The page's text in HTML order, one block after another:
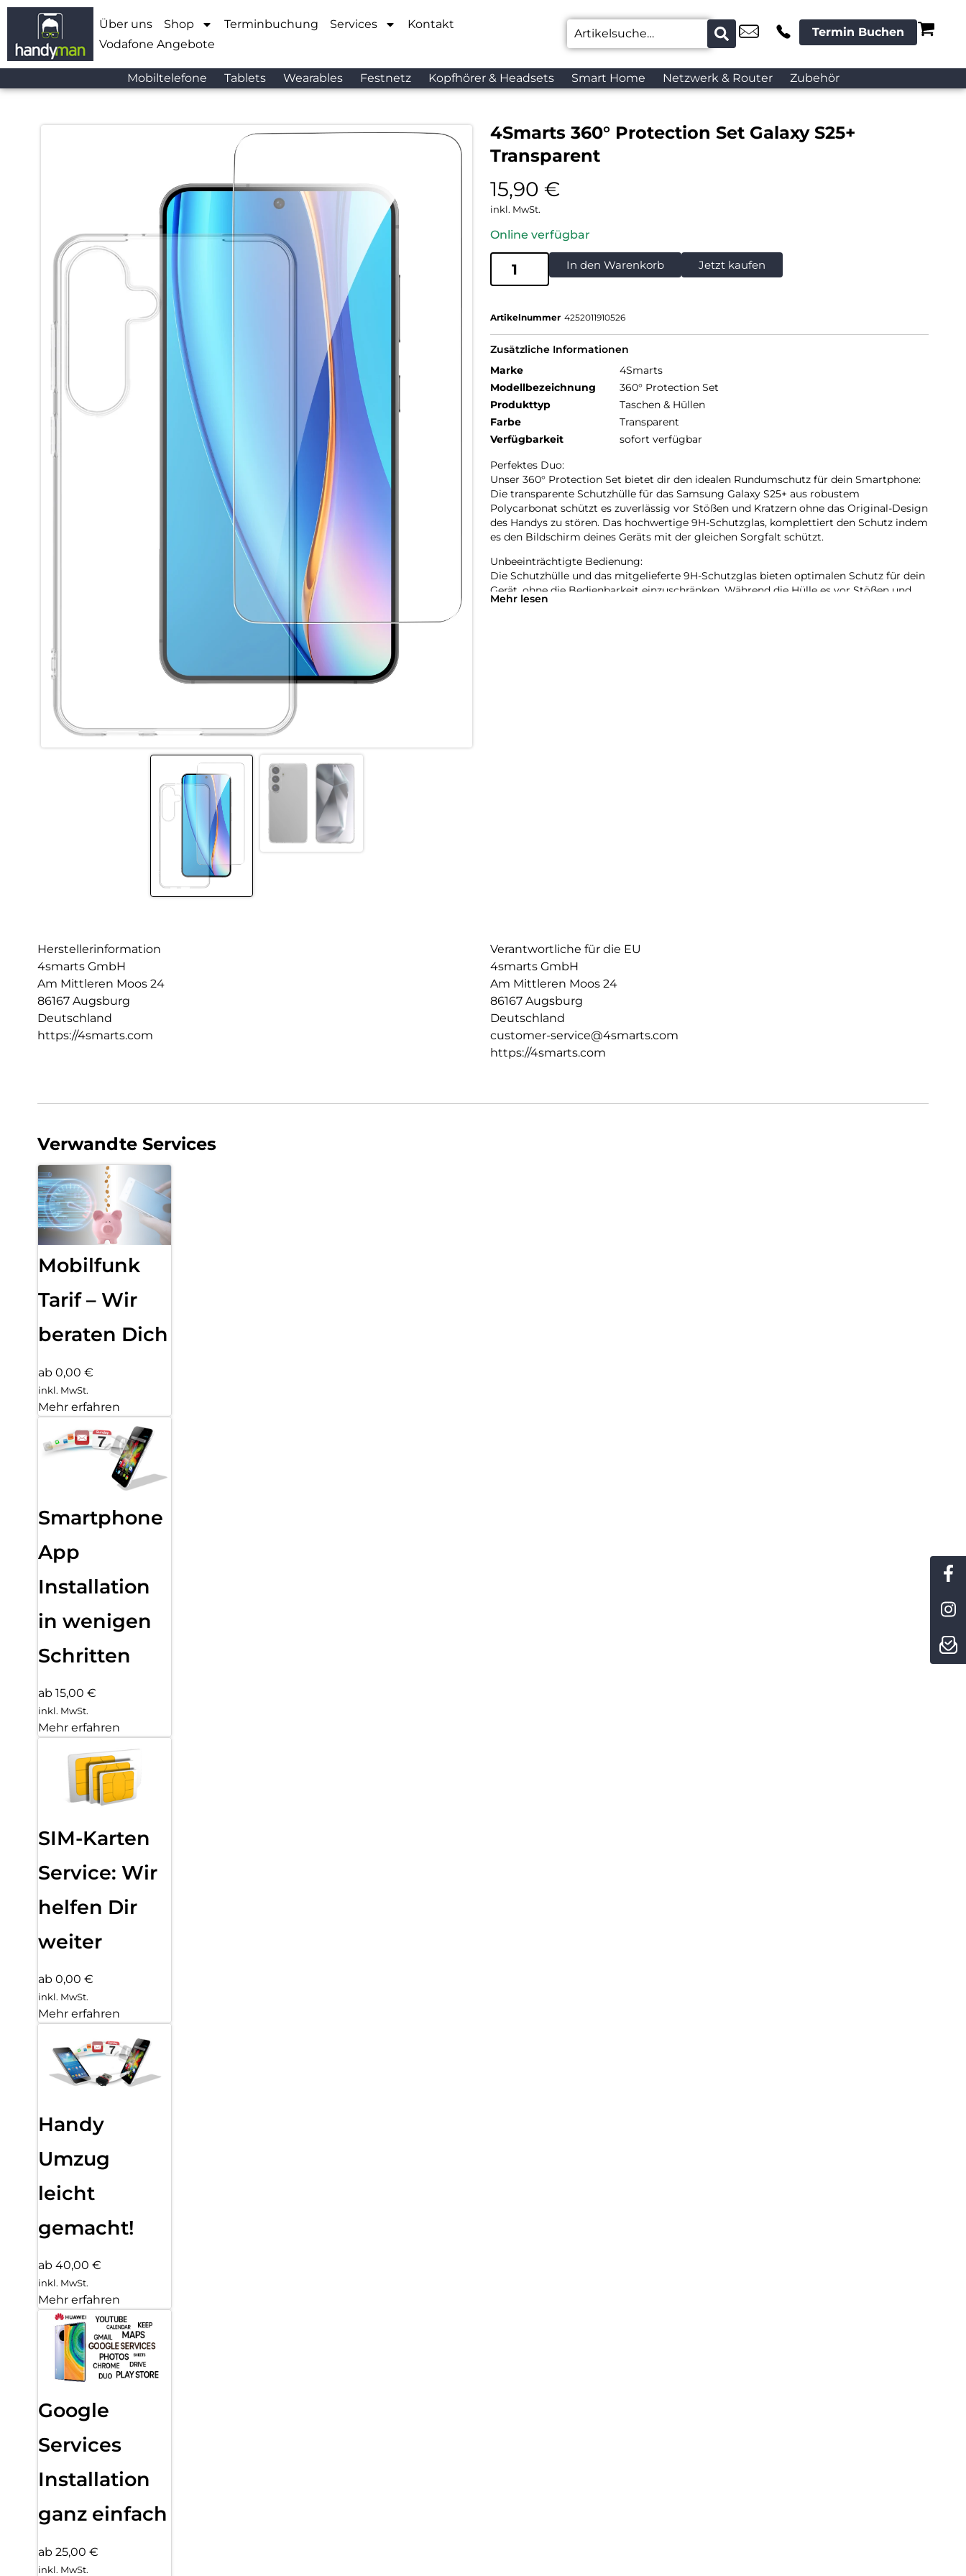
Über uns Shop Terminbuchung Services
Kontakt
Vodafone Angebote
Termin Buchen
Mobiltelefone Tablets Wearables Festnetz Kopfhörer & Headsets Smart Home Netzwerk & Router Zubehör
4Smarts 360° Protection Set Galaxy S25+
Transparent
15,90 €
inkl. MwSt.
Online verfügbar
In den Warenkorb Jetzt kaufen
Artikelnummer 4252011910526
Zusätzliche Informationen
Marke
4Smarts
Modellbezeichnung
360° Protection Set
Produkttyp
Taschen & Hüllen
Farbe
Transparent
Verfügbarkeit
sofort verfügbar
Perfektes Duo:
Unser 360° Protection Set bietet dir den idealen Rundumschutz für dein Smartphone:
Die transparente Schutzhülle für das Samsung Galaxy S25+ aus robustem
Polycarbonat schützt es zuverlässig vor Stößen und Kratzern ohne das Original-Design
des Handys zu stören. Das hochwertige 9H-Schutzglas, komplettiert den Schutz indem
es den Bildschirm deines Geräts mit der gleichen Sorgfalt schützt.
Unbeeinträchtigte Bedienung:
Die Schutzhülle und das mitgelieferte 9H-Schutzglas bieten optimalen Schutz für dein
Gerät, ohne die Bedienbarkeit einzuschränken. Während die Hülle es vor Stößen und
Kratzern bewahrt, schützt das Schutzglas das Display, ohne die Touchscreen-
Mehr lesen
Herstellerinformation
4smarts GmbH
Am Mittleren Moos 24
86167 Augsburg
Deutschland
https://4smarts.com
Verantwortliche für die EU
4smarts GmbH
Am Mittleren Moos 24
86167 Augsburg
Deutschland
customer-service@4smarts.com
https://4smarts.com
Verwandte Services
Mobilfunk
Tarif – Wir
beraten Dich
ab 0,00 €
inkl. MwSt.
Mehr erfahren
Smartphone
App
Installation
in wenigen
Schritten
ab 15,00 €
inkl. MwSt.
Mehr erfahren
SIM-Karten
Service: Wir
helfen Dir
weiter
ab 0,00 €
inkl. MwSt.
Mehr erfahren
Handy
Umzug
leicht
gemacht!
ab 40,00 €
inkl. MwSt.
Mehr erfahren
Google
Services
Installation
ganz einfach
ab 25,00 €
inkl. MwSt.